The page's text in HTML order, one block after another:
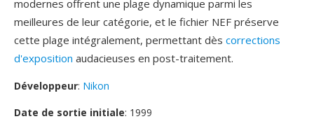
modernes offrent une plage dynamique parmi les
meilleures de leur catégorie, et le fichier NEF préserve
cette plage intégralement, permettant dès corrections
d'exposition audacieuses en post-traitement.
Développeur: Nikon
Date de sortie initiale: 1999